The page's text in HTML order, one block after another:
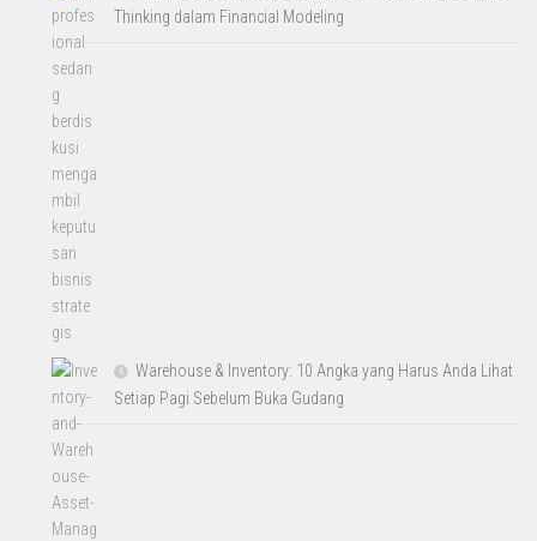
Thinking dalam Financial Modeling
Warehouse & Inventory: 10 Angka yang Harus Anda Lihat
Setiap Pagi Sebelum Buka Gudang